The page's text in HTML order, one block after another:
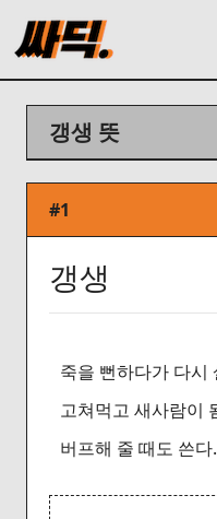
갱생 뜻
#1
갱생
죽을 뻔하다가 다시
고쳐먹고 새사람이
버프해 줄 때도 쓴다.